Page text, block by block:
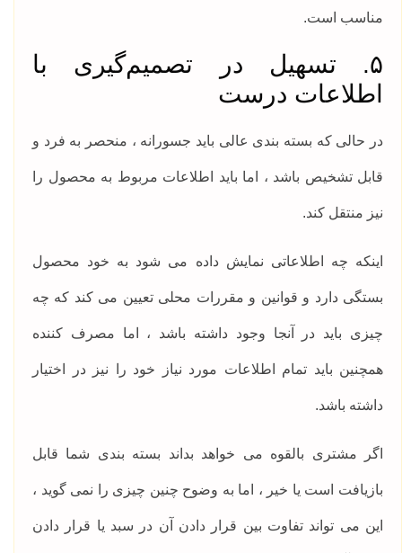
مناسب است.
۵. تسهیل در تصمیم‌گیری با
اطلاعات درست
در حالی که بسته بندی عالی باید جسورانه ، منحصر به فرد و
قابل تشخیص باشد ، اما باید اطلاعات مربوط به محصول را
نیز منتقل کند.
اینکه چه اطلاعاتی نمایش داده می شود به خود محصول
بستگی دارد و قوانین و مقررات محلی تعیین می کند که چه
چیزی باید در آنجا وجود داشته باشد ، اما مصرف کننده
همچنین باید تمام اطلاعات مورد نیاز خود را نیز در اختیار
داشته باشد.
اگر مشتری بالقوه می خواهد بداند بسته بندی شما قابل
بازیافت است یا خیر ، اما به وضوح چنین چیزی را نمی گوید ،
این می تواند تفاوت بین قرار دادن آن در سبد یا قرار دادن